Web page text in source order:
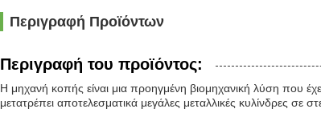
Περιγραφή Προϊόντων
Περιγραφή του προϊόντος:
Η μηχανή κοπής είναι μια προηγμένη βιομηχανική λύση που
μετατρέπει αποτελεσματικά μεγάλες μεταλλικές κυλίνδρες σε